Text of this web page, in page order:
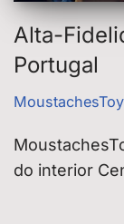
Alta-
Portugal
do interior